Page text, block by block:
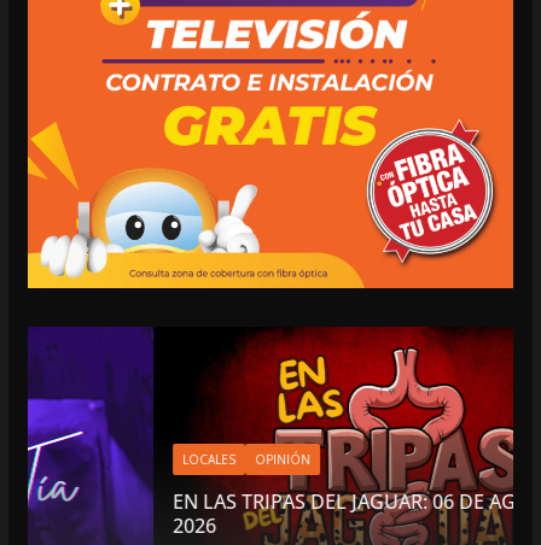
LOCALES OPINIÓN
EN LAS TRIPAS DEL JAGUAR: 06 DE AGOSTO DE
2026